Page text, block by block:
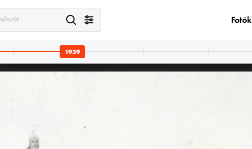
Lengyelország
katonai alakulat 1939. szeptemberében.
lengyel katonai alakulat 1939. szeptemberében.
Fotók
1939